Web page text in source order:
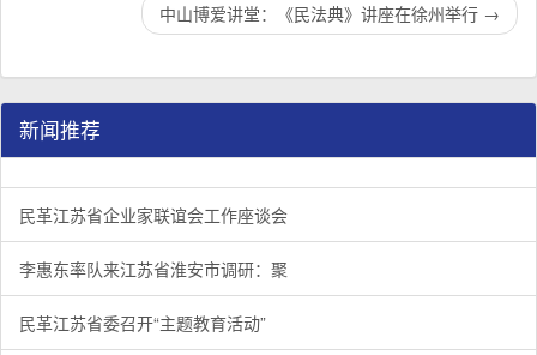
中山博爱讲堂：《民法典》讲座在徐州举行 →
新闻推荐
民革江苏省企业家联谊会工作座谈会在宁召开
1/3 李惠东率队来江苏省淮安市调研：聚焦民革党员之家建设管
2/3 民革江苏省委召开“主题教育活动” 领导班子民主生活会
3/3
民革江苏省企业家联谊会工作座谈会
李惠东率队来江苏省淮安市调研：聚
民革江苏省委召开“主题教育活动”